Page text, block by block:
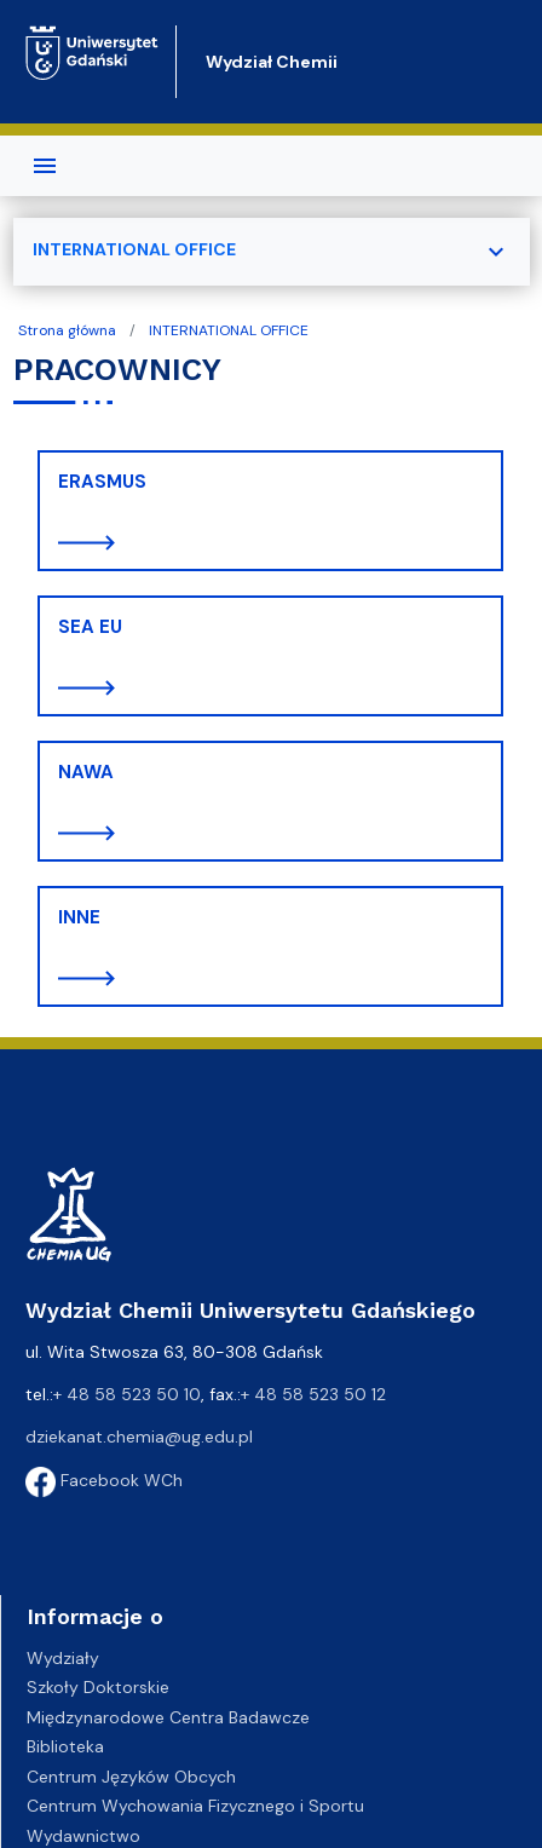
Wydział Chemii
Strona główna INTERNATIONAL OFFICE
PRACOWNICY
ERASMUS
SEA EU
NAWA
INNE
INTERNATIONAL OFFICE expand_more
Wydział Chemii Uniwersytetu Gdańskiego
ul. Wita Stwosza 63, 80-308 Gdańsk
tel.:+ 48 58 523 50 10 , fax.:+ 48 58 523 50 12
dziekanat.chemia@ug.edu.pl
Facebook WCh
Informacje o
Wydziały
Szkoły Doktorskie
Międzynarodowe Centra Badawcze
Biblioteka
Centrum Języków Obcych
Centrum Wychowania Fizycznego i Sportu
Wydawnictwo